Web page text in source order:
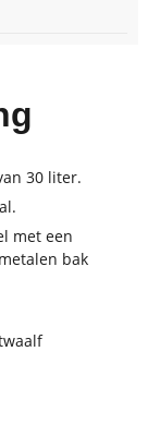
30 liter.
met een
bak